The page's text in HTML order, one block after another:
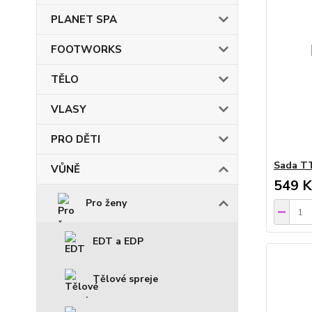
PLANET SPA
FOOTWORKS
TĚLO
VLASY
PRO DĚTI
VŮNĚ
Pro ženy
EDT a EDP
Tělové spreje
Sada
549